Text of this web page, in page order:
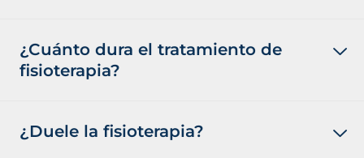
¿Cuánto dura el tratamiento de
fisioterapia?
¿Duele la fisioterapia?